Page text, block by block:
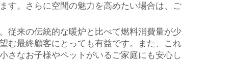
す。さらに空間の魅力を高めたい場合は、ご
従来の伝統的な暖炉と比べて燃料消費量が少
む最終顧客にとっても有益です。また、これ
さなお子様やペットがいるご家庭にも安心し